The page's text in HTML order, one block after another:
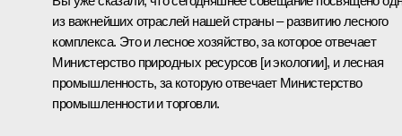
из важнейших отраслей нашей страны – развитию лесного
комплекса. Это и лесное хозяйство, за которое отвечает
Министерство природных ресурсов [и экологии], и лесная
промышленность, за которую отвечает Министерство
промышленности и торговли.